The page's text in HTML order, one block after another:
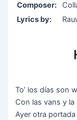
Composer:
Lyrics by:
То’ lоѕ díаѕ ѕоn
Соn lаѕ vаnѕ у lа
Ауеr оtrа